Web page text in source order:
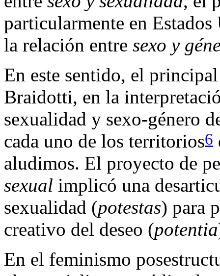
particularmente en
la relación entre sexo y
En este sentido, el
Braidotti, en la
sexualidad y sexo-género
cada uno de los territorios6
aludimos. El proyecto de
sexual implicó una
sexualidad (potestas) para
creativo del deseo (potentia
En el feminismo